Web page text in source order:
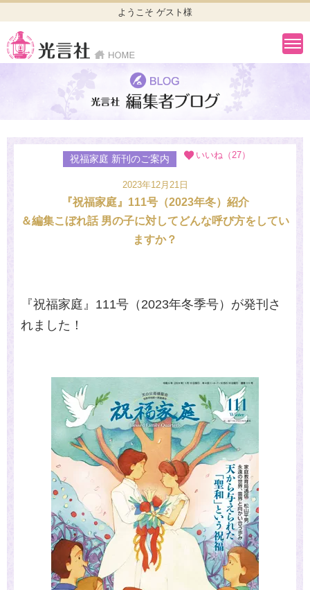
ようこそ ゲスト様
祝福家庭 新刊のご案内 いいね（27）
2023年12月21日
『祝福家庭』111号（2023年冬）紹介
＆編集こぼれ話 男の子に対してどんな呼び方をしてい
ますか？
『祝福家庭』111号（2023年冬季号）が発刊さ
れました！